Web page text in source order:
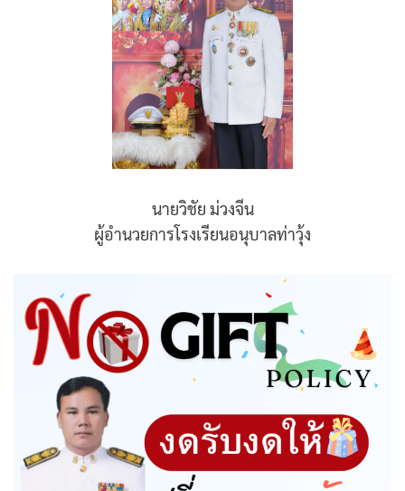
นายวิชัย ม่วงจีน
ผู้อำนวยการโรงเรียนอนุบาลท่าวุ้ง